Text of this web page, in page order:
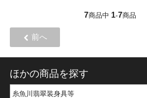
7商品中 1-7商品
前へ
ほかの商品を探す